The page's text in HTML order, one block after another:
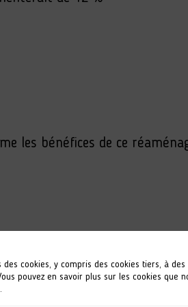
les bénéfices de ce
projet d’amélioration des
des cookies, y compris des cookies tiers, à
pouvez en savoir plus sur les cookies que